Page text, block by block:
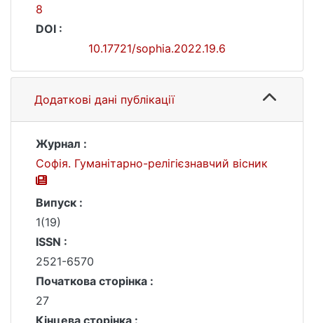
8
DOI :
10.17721/sophia.2022.19.6
Додаткові дані публікації
Журнал :
Софія. Гуманітарно-релігієзнавчий вісник
Випуск :
1(19)
ISSN :
2521-6570
Початкова сторінка :
27
Кінцева сторінка :